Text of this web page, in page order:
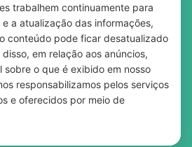
trabalhem continuamente para
a atualização das informações,
conteúdo pode ficar desatualizado
em relação aos anúncios,
sobre o que é exibido em nosso
responsabilizamos pelos serviços
e oferecidos por meio de